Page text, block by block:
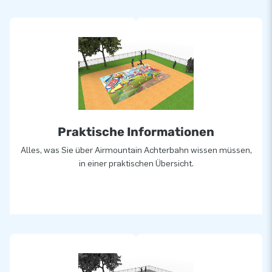
Materialien gefertigt. Sie werden standardmäßig mit den
richtigen Zertifizierungen und Handbüchern für den
professionellen öffentlichen Gebrauch geliefert.
Standard-Airmountains können in ca. 2 - 4 Wochen geliefert
Poersonalisiert
Praktische Informationen
Alles, was Sie über Airmountain Achterbahn wissen müssen,
in einer praktischen Übersicht.